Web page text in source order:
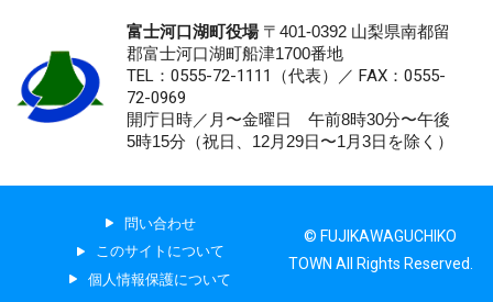
富士河口湖町役場〒401-0392 山梨県南都留
郡富士河口湖町船津1700番地
TEL：0555-72-1111 （代表）／ FAX：0555-
72-0969
開庁日時／月〜金曜日 午前8時30分〜午後
5時15分（祝日、12月29日〜1月3日を除く）
問い合わせ
このサイトについて
個人情報保護について
© FUJIKAWAGUCHIKO
TOWN All Rights Reserved.